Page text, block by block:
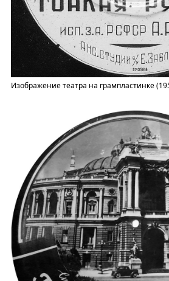
Изображение театра на грампластинке